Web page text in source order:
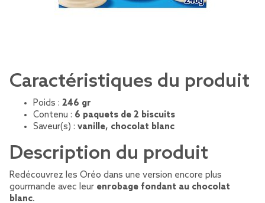
Caractéristiques du produit
Poids : 246 gr
Contenu : 6 paquets de 2 biscuits
Saveur(s) : vanille, chocolat blanc
Description du produit
Redécouvrez les Oréo dans une version encore plus
gourmande avec leur enrobage fondant au chocolat
blanc.